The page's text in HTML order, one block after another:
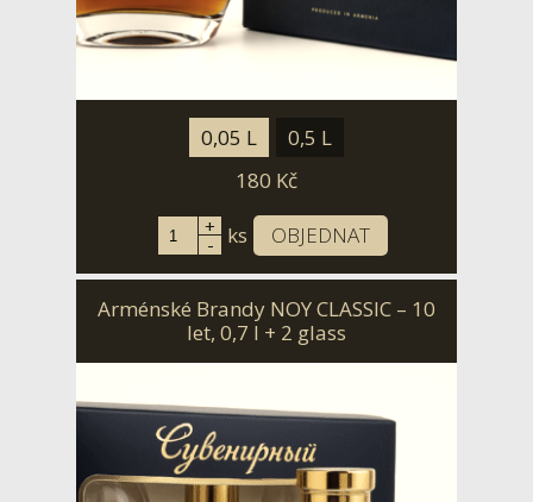
0,05 L
0,5 L
180 Kč
+
- ks OBJEDNAT
Arménské Brandy NOY CLASSIC – 10
let, 0,7 l + 2 glass